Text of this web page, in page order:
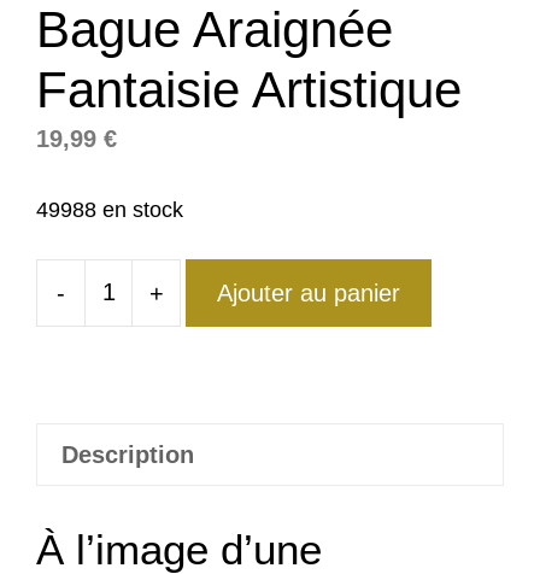
Bague Araignée
Fantaisie Artistique
19,99 €
49988 en stock
-
quantité
Fantaisie
+ Ajouter au panier
Description
À l’image d’une